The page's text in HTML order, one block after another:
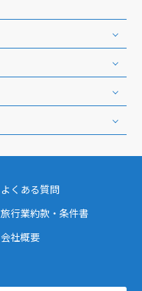
よくある質問
旅行業約款・条件書
会社概要